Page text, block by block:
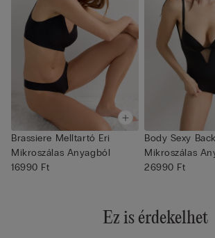
Brassiere Melltartó Eri
Mikroszálas Anyagból
16990 Ft
Body Sexy
Mikroszálas
26990 Ft
Ez is érdekelhet